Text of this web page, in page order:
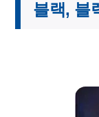
블랙, 블